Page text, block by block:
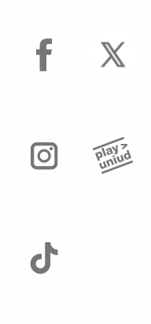
facebook